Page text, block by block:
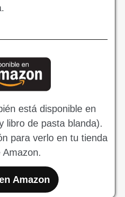
está disponible en
libro de pasta blanda).
para verlo en tu tienda
Amazon.
Amazon